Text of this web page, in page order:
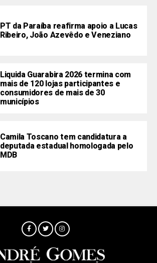
PT da Paraíba reafirma apoio a Lucas
Ribeiro, João Azevêdo e Veneziano
Liquida Guarabira 2026 termina com
mais de 120 lojas participantes e
consumidores de mais de 30
municípios
Camila Toscano tem candidatura a
deputada estadual homologada pelo
MDB